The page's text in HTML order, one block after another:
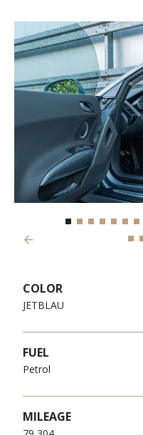
Previous
COLOR
JETBLAU
FUEL
Petrol
MILEAGE